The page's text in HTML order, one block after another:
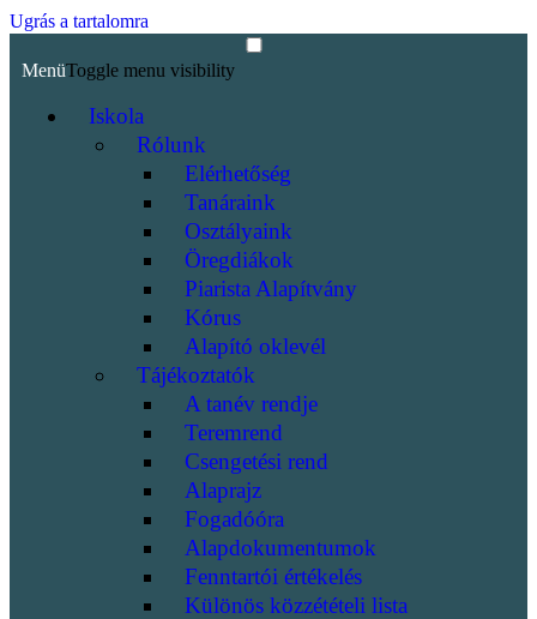
Ugrás a tartalomra
MenüToggle menu visibility
Iskola
Rólunk
Elérhetőség
Tanáraink
Osztályaink
Öregdiákok
Piarista Alapítvány
Kórus
Alapító oklevél
Tájékoztatók
A tanév rendje
Teremrend
Csengetési rend
Alaprajz
Fogadóóra
Alapdokumentumok
Fenntartói értékelés
Különös közzétételi lista